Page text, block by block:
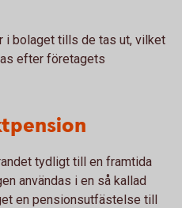
i bolaget tills de tas ut, vilket
efter företagets
tydligt till en framtida
användas i en så kallad
en pensionsutfästelse till